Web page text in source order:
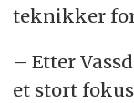
teknikker
– Etter
et stort